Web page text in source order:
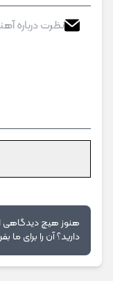
هنوز هیچ دیدگاهی
دارید؟ آن را برای ما